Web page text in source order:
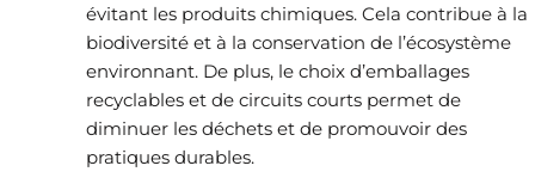
évitant les produits chimiques. Cela contribue à la
biodiversité et à la conservation de l’écosystème
environnant. De plus, le choix d’emballages
recyclables et de circuits courts permet de
diminuer les déchets et de promouvoir des
pratiques durables.